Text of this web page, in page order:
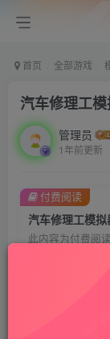
首页 全部游戏
汽车修理工
管理员
1年前更新
汽车修理工模拟
此内容为付费阅
付费阅读